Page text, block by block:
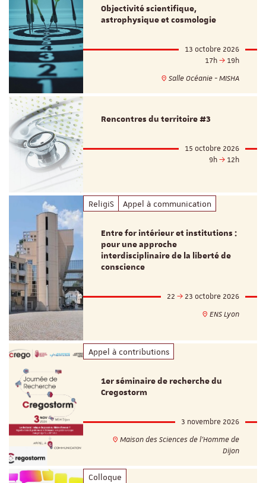
Objectivité scientifique,
astrophysique et cosmologie
13 octobre 2026
17h
19h
Salle Océanie - MISHA
Rencontres du territoire #3
15 octobre 2026
9h
12h
ReligiS Appel à communication
Entre for intérieur et institutions :
pour une approche
interdisciplinaire de la liberté de
conscience
22
23 octobre 2026
ENS Lyon
Appel à contributions
1er séminaire de recherche du
Cregostorm
3 novembre 2026
Maison des Sciences de l'Homme de
Dijon
Colloque